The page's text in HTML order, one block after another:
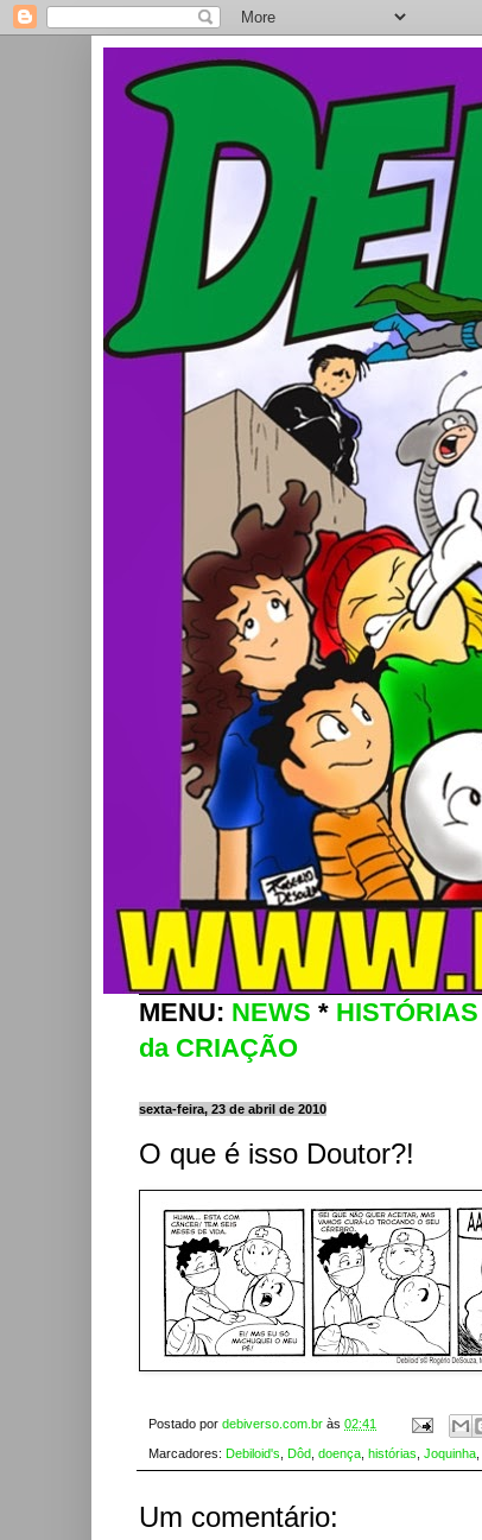
MENU: NEWS * HISTÓRIAS
da CRIAÇÃO
sexta-feira, 23 de abril de 2010
O que é isso Doutor?!
Postado por debiverso.com.br às 02:41
Marcadores: Debiloid's Dôd doença histórias Joquinha
Um comentário: